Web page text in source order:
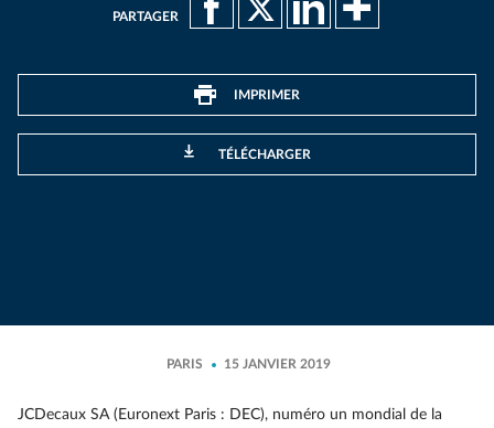
PARTAGER
IMPRIMER
TÉLÉCHARGER
PARIS 15 JANVIER 2019
JCDecaux SA (Euronext Paris : DEC), numéro un mondial de la